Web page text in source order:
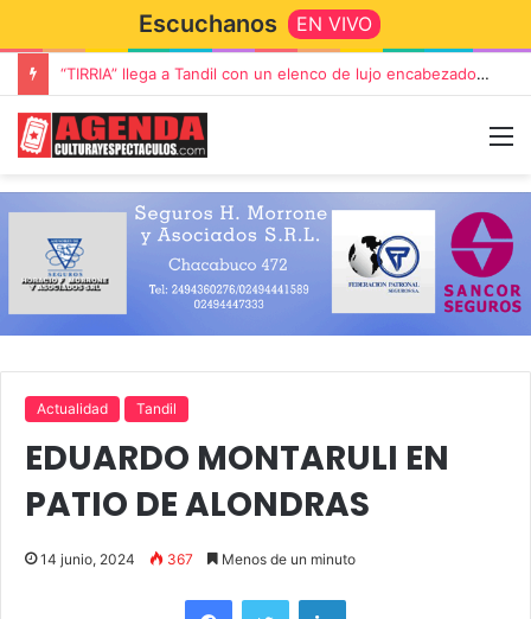
Escuchanos EN VIVO
“TIRRIA” llega a Tandil con un elenco de lujo encabezado por Capusotto, Spregelburd y Stefani
Actualidad Tandil
EDUARDO MONTARULI EN
PATIO DE ALONDRAS
14 junio, 2024 367 Menos de un minuto